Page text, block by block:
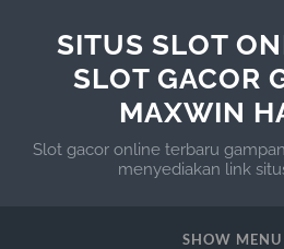
SITUS SLOT
SLOT GACOR
MAXWIN
Slot gacor online terbaru
menyediakan link
SHOW MENU